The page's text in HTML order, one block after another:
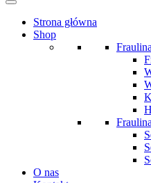
Strona główna
Shop
O nas